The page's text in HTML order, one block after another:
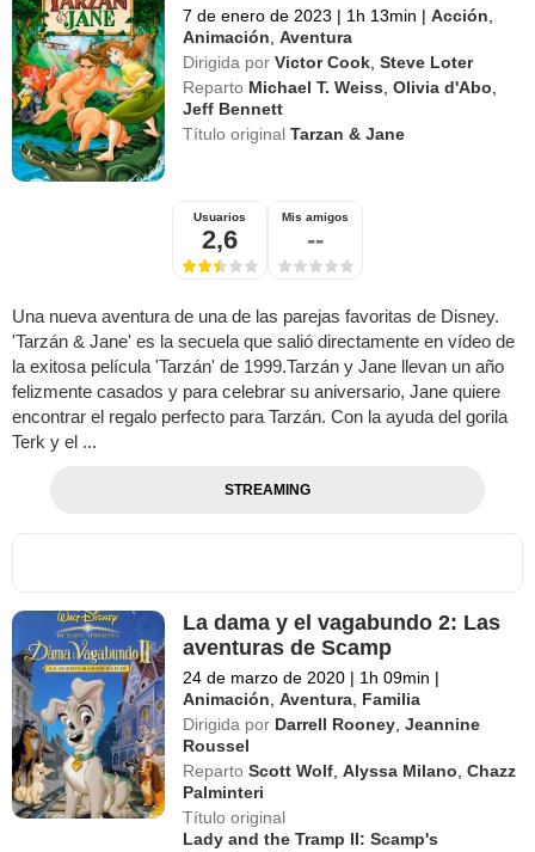
7 de enero de 2023 | 1h 13min | Acción,
Animación,Aventura
Dirigida por Victor Cook,Steve Loter
Reparto Michael T. Weiss,Olivia d'Abo,
Jeff Bennett
Título originalTarzan & Jane
Usuarios
2,6
Mis amigos
--
Una nueva aventura de una de las parejas favoritas de Disney.
'Tarzán & Jane' es la secuela que salió directamente en vídeo de
la exitosa película 'Tarzán' de 1999.Tarzán y Jane llevan un año
felizmente casados y para celebrar su aniversario, Jane quiere
encontrar el regalo perfecto para Tarzán. Con la ayuda del gorila
Terk y el ...
STREAMING
La dama y el vagabundo 2: Las
aventuras de Scamp
24 de marzo de 2020 | 1h 09min |
Animación,Aventura, Familia
Dirigida por Darrell Rooney,Jeannine
Roussel
Reparto Scott Wolf,Alyssa Milano,Chazz
Palminteri
Título original
Lady and the Tramp II: Scamp's